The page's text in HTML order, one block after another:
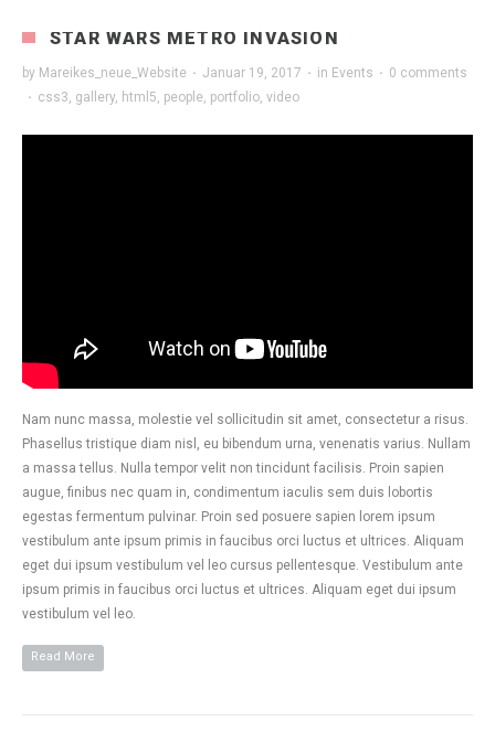
STAR WARS METRO INVASION
by Mareikes_neue_Website · Januar 19, 2017 · in Events · 0 comments
· css3, gallery, html5, people, portfolio, video
Nam nunc massa, molestie vel sollicitudin sit amet, consectetur a risus.
Phasellus tristique diam nisl, eu bibendum urna, venenatis varius. Nullam
a massa tellus. Nulla tempor velit non tincidunt facilisis. Proin sapien
augue, finibus nec quam in, condimentum iaculis sem duis lobortis
egestas fermentum pulvinar. Proin sed posuere sapien lorem ipsum
vestibulum ante ipsum primis in faucibus orci luctus et ultrices. Aliquam
eget dui ipsum vestibulum vel leo cursus pellentesque. Vestibulum ante
ipsum primis in faucibus orci luctus et ultrices. Aliquam eget dui ipsum
vestibulum vel leo.
Read More